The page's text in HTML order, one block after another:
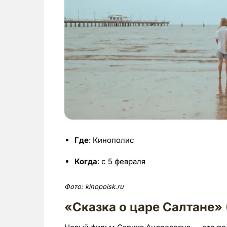
Где: Кинополис
Когда: с 5 февраля
Фото: kinopoisk.ru
«Сказка о царе Салтане»